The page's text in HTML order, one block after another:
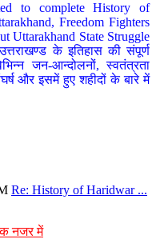
to complete History of
Freedom Fighters
Uttarakhand State Struggle
के इतिहास की संपूर्ण
जन-आन्दोलनों, स्वतंत्रता
और इसमें हुए शहीदों के बारे में
Re: History of Haridwar ...
नजर में